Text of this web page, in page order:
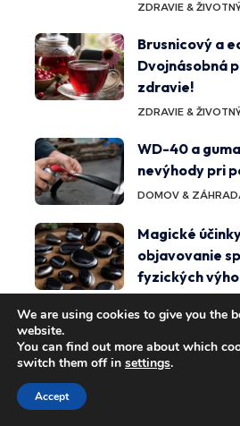
ZDRAVIE &
Brusnicový a
Dvojnásobná
zdravie!
ZDRAVIE &
WD-40 a
nevýhody pri
DOMOV &
Magické
objavovanie
fyzických
Tiež by sa vám mohlo
Účinné metódy na zvládanie
We are using cookies to give you the
website.
You can find out more about which
switch them off in settings.
Accept